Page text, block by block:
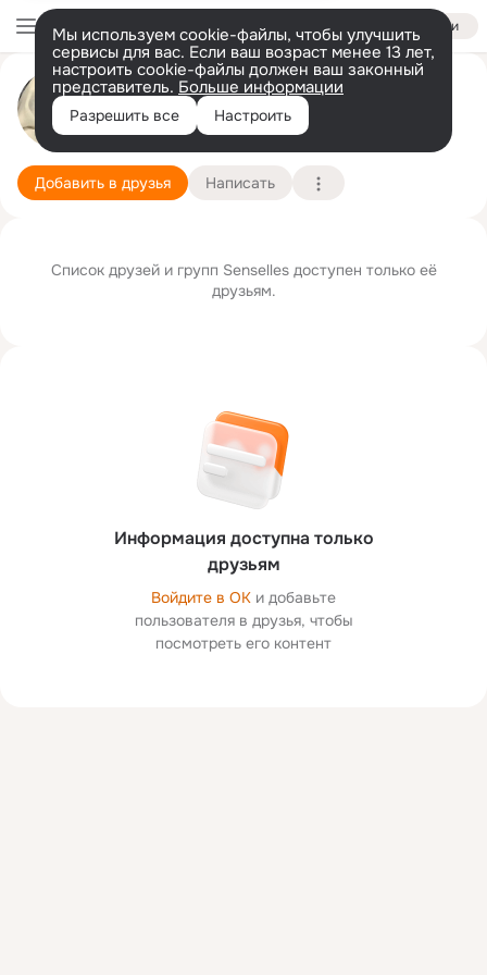
Войти
Мы используем cookie-файлы, чтобы улучшить
сервисы для вас. Если ваш возраст менее 13 лет,
настроить cookie-файлы должен ваш законный
представитель. Больше информации
Разрешить все Настроить
Senselles Exaimstarz
Санкт-Петербург 3 апреля
Добавить в друзья Написать
Информация доступна только
друзьям
Войдите в ОК и добавьте
пользователя в друзья, чтобы
посмотреть его контент
Список друзей и групп Senselles доступен только её
друзьям.